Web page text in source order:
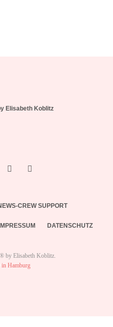
CREW SUPPORT
DATENSCHUTZ
by Elisabeth Koblitz.
Hamburg